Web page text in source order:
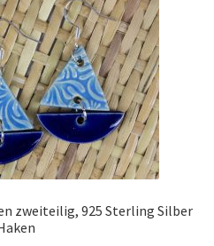
zweiteilig, 925 Sterling Silber